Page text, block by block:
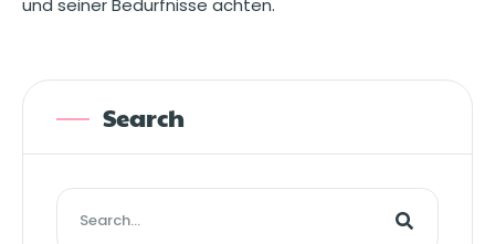
und seiner Bedürfnisse achten.
Search